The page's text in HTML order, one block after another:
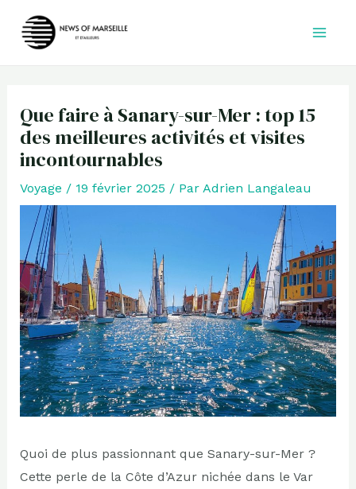
Que faire à Sanary-sur-Mer : top 15
des meilleures activités et visites
incontournables
Voyage / 19 février 2025 / Par Adrien Langaleau
Quoi de plus passionnant que Sanary-sur-Mer ?
Cette perle de la Côte d’Azur nichée dans le Var